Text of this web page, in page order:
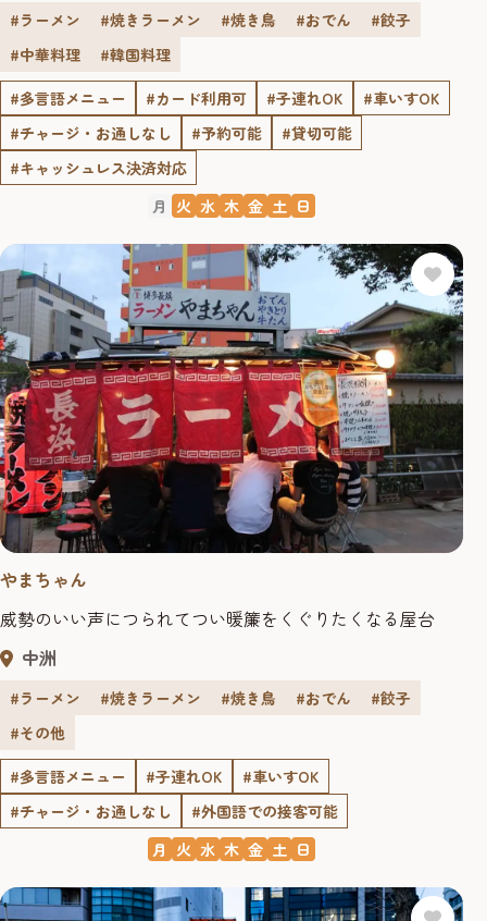
#ラーメン #焼きラーメン #焼き鳥 #おでん
#餃子
#中華料理
#韓国料理
#多言語メニュー
#カード利用可 #子連れOK
#車いすOK
#チャージ・お通しなし
#予約可能
#貸切可能
#キャッシュレス決済対応
月 火 水 木 金 土 日
やまちゃん
威勢のいい声につられてつい暖簾をくぐりたくなる屋台
中洲
#ラーメン #焼きラーメン #焼き鳥 #おでん
#餃子
#その他
#多言語メニュー
#子連れOK
#車いすOK
#チャージ・お通しなし
#外国語での接客可能
月 火 水 木 金 土 日